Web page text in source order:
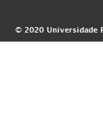
© 2020 Universidade